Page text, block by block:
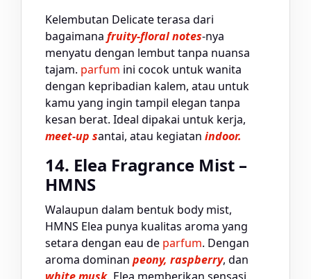
Kelembutan Delicate terasa dari
bagaimana fruity-floral notes-nya
menyatu dengan lembut tanpa nuansa
tajam. parfum ini cocok untuk wanita
dengan kepribadian kalem, atau untuk
kamu yang ingin tampil elegan tanpa
kesan berat. Ideal dipakai untuk kerja,
meet-up santai, atau kegiatan indoor.
14. Elea Fragrance Mist –
HMNS
Walaupun dalam bentuk body mist,
HMNS Elea punya kualitas aroma yang
setara dengan eau de parfum. Dengan
aroma dominan peony, raspberry, dan